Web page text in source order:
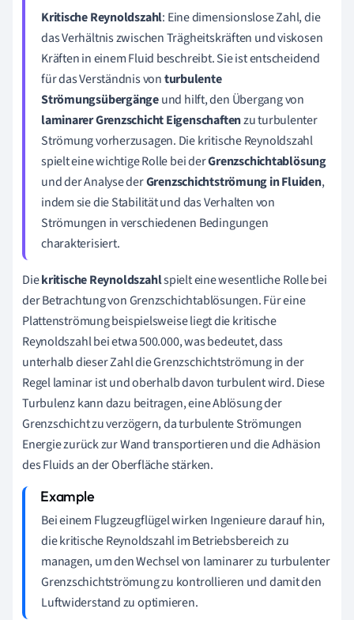
Kritische Reynoldszahl: Eine dimensionslose Zahl, die
das Verhältnis zwischen Trägheitskräften und viskosen
Kräften in einem Fluid beschreibt. Sie ist entscheidend
für das Verständnis vonturbulente
Strömungsübergängeund hilft, den Übergang von
laminarer Grenzschicht Eigenschaftenzu turbulenter
Strömung vorherzusagen. Die kritische Reynoldszahl
spielt eine wichtige Rolle bei derGrenzschichtablösung
und der Analyse derGrenzschichtströmung in Fluiden,
indem sie die Stabilität und das Verhalten von
Strömungen in verschiedenen Bedingungen
charakterisiert.
Diekritische Reynoldszahlspielt eine wesentliche Rolle bei
der Betrachtung von Grenzschichtablösungen. Für eine
Plattenströmung beispielsweise liegt die kritische
Reynoldszahl bei etwa 500.000, was bedeutet, dass
unterhalb dieser Zahl die Grenzschichtströmung in der
Regel laminar ist und oberhalb davon turbulent wird. Diese
Turbulenz kann dazu beitragen, eine Ablösung der
Grenzschicht zu verzögern, da turbulente Strömungen
Energie zurück zur Wand transportieren und die Adhäsion
des Fluids an der Oberfläche stärken.
Bei einem Flugzeugflügel wirken Ingenieure darauf hin,
die kritische Reynoldszahl im Betriebsbereich zu
managen, um den Wechsel von laminarer zu turbulenter
Grenzschichtströmung zu kontrollieren und damit den
Luftwiderstand zu optimieren.